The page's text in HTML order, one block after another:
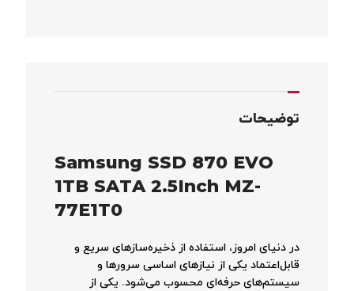
توضیحات
Samsung SSD 870 EVO
1TB SATA 2.5Inch MZ-
77E1T0
در دنیای امروز، استفاده از ذخیره‌سازهای سریع و
قابل‌اعتماد یکی از نیازهای اساسی سرورها و
سیستم‌های حرفه‌ای محسوب می‌شود. یکی از